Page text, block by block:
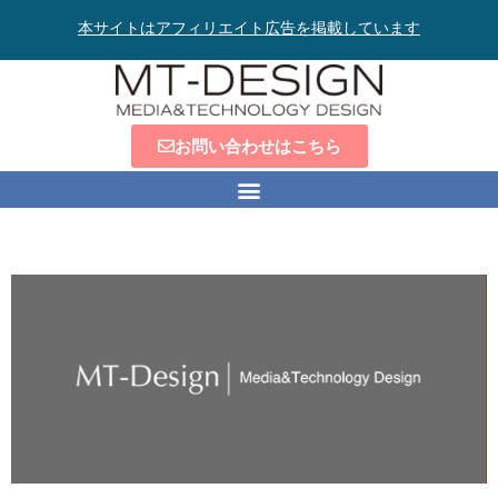
本サイトはアフィリエイト広告を掲載しています
お問い合わせはこちら